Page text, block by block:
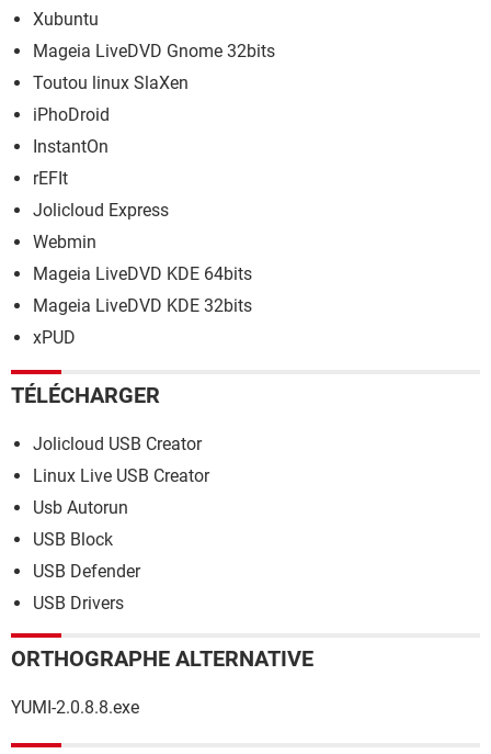
Xubuntu
Mageia LiveDVD Gnome 32bits
Toutou linux SlaXen
iPhoDroid
InstantOn
rEFIt
Jolicloud Express
Webmin
Mageia LiveDVD KDE 64bits
Mageia LiveDVD KDE 32bits
xPUD
TÉLÉCHARGER
Jolicloud USB Creator
Linux Live USB Creator
Usb Autorun
USB Block
USB Defender
USB Drivers
ORTHOGRAPHE ALTERNATIVE
YUMI-2.0.8.8.exe